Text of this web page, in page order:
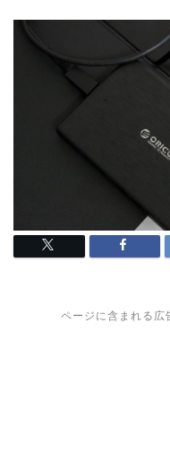
ページに含まれる広